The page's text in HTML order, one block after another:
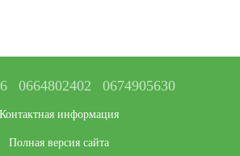
0664802402 0674905630
Контактная информация
Полная версия сайта